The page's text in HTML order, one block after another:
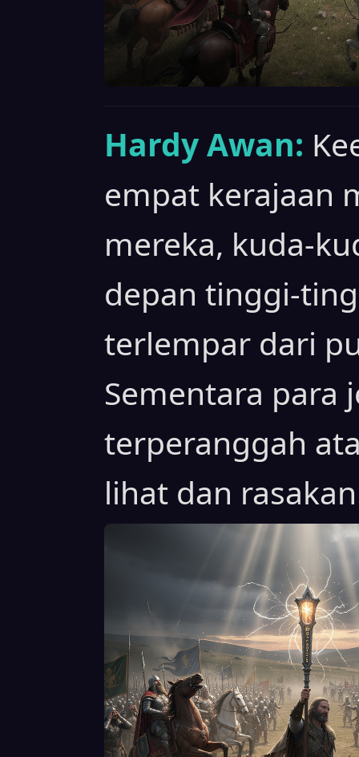
Hardy Awan:
empat kerajaan
mereka, kuda-
depan tinggi-
terlempar dari
Sementara para
terperanggah
lihat dan